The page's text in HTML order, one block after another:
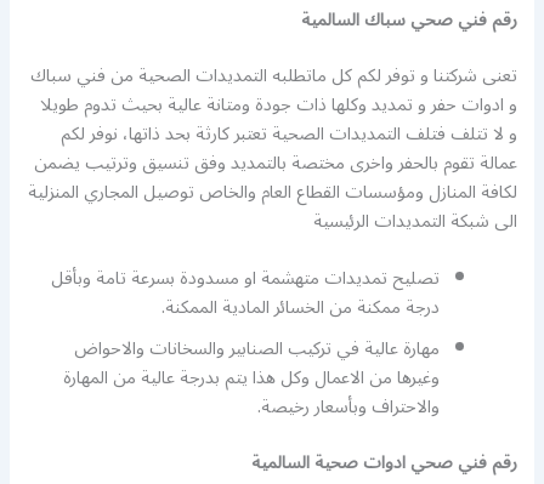
رقم فني صحي سباك السالمية
تعنى شركتنا و توفر لكم كل ماتطلبه التمديدات الصحية من فني سباك
و ادوات حفر و تمديد وكلها ذات جودة ومتانة عالية بحيث تدوم طويلا
و لا تتلف فتلف التمديدات الصحية تعتبر كارثة بحد ذاتها، نوفر لكم
عمالة تقوم بالحفر واخرى مختصة بالتمديد وفق تنسيق وترتيب يضمن
لكافة المنازل ومؤسسات القطاع العام والخاص توصيل المجاري المنزلية
الى شبكة التمديدات الرئيسية
تصليح تمديدات متهشمة او مسدودة بسرعة تامة وبأقل
درجة ممكنة من الخسائر المادية الممكنة.
مهارة عالية في تركيب الصنابير والسخانات والاحواض
وغيرها من الاعمال وكل هذا يتم بدرجة عالية من المهارة
والاحتراف وبأسعار رخيصة.
رقم فني صحي ادوات صحية السالمية